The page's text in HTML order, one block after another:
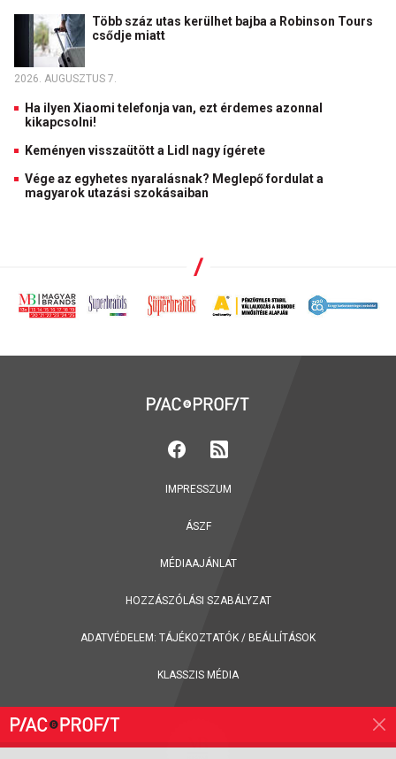
Több száz utas kerülhet bajba a Robinson Tours
csődje miatt
2026. AUGUSZTUS 7.
Ha ilyen Xiaomi telefonja van, ezt érdemes azonnal
kikapcsolni!
Keményen visszaütött a Lidl nagy ígérete
Vége az egyhetes nyaralásnak? Meglepő fordulat a
magyarok utazási szokásaiban
IMPRESSZUM
ÁSZF
MÉDIAAJÁNLAT
HOZZÁSZÓLÁSI SZABÁLYZAT
ADATVÉDELEM: TÁJÉKOZTATÓK / BEÁLLÍTÁSOK
KLASSZIS MÉDIA